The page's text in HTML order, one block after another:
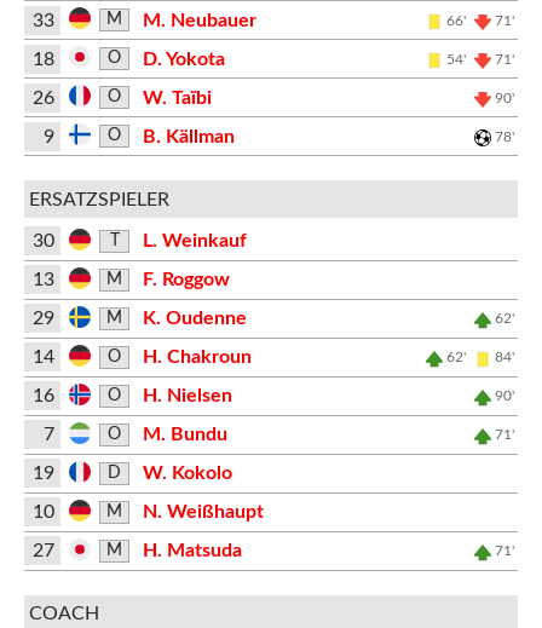
33
M M. Neubauer 66' 71'
18 O D. Yokota 54' 71'
26 O W. Taïbi 90'
9 O B. Källman 78'
ERSATZSPIELER
30
L. Weinkauf
13
M
F. Roggow
29
M K. Oudenne 62'
14 O H. Chakroun 62' 84'
16 O H. Nielsen 90'
7 O M. Bundu 71'
19 D
W. Kokolo
10
M
N. Weißhaupt
27
M H. Matsuda 71'
COACH